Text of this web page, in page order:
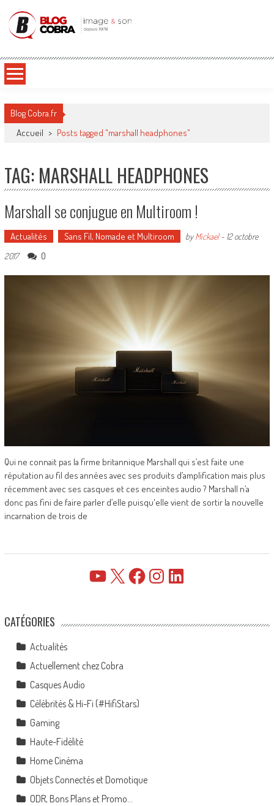
Blog Cobra
Blog Cobra.fr
Accueil > Posts tagged "marshall headphones"
TAG: MARSHALL HEADPHONES
Marshall se conjugue en Multiroom !
Actualités Sans Fil, Nomade et Multiroom byMickael- 12 octobre
2017
0
Qui ne connait pas la firme britannique Marshall qui s’est faite une
réputation au fil des années avec ses produits d’amplification mais plus
récemment avec ses casques et ces enceintes audio ? Marshall n’a
donc pas fini de faire parler d’elle puisqu'elle vient de sortir la nouvelle
incarnation de trois de
YouTube FacebookInstagramLinkedIn
CATÉGORIES
Actualités
Actuellement chez Cobra
Casques Audio
Célébrités & Hi-Fi (#HifiStars)
Gaming
Haute-Fidélité
Home Cinéma
Objets Connectés et Domotique
ODR, Bons Plans et Promo…